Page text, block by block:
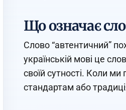
Що означає
Слово “автентичний”
українській мові це
своїй сутності. Коли ми
стандартам або